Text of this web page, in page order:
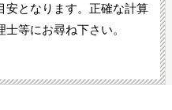
安となります。正確な計算
等にお尋ね下さい。